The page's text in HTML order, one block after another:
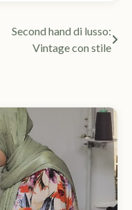
Second hand di lusso:
Vintage con stile